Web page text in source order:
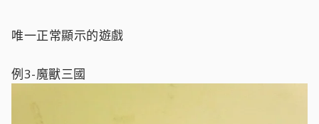
唯一正常顯示的遊戲
例3-魔獸三國